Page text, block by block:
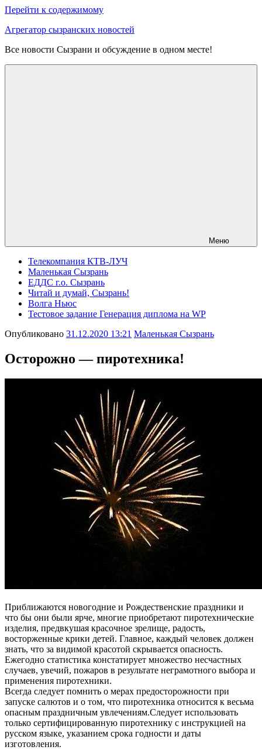
Перейти к содержимому
Агрегатор сызранских новостей
Все новости Сызрани и обсуждение в одном месте!
Меню
Телекомпания КТВ-ЛУЧ
Маленькая Сызрань
ЕДДС г.о. Сызрань
Читай и думай, Сызрань!
Волга Ньюс
Тестовое задание Генерация диплома на WP
Опубликовано 31.12.2020 13:21 Маленькая Сызрань
Осторожно — пиротехника!
Приближаются новогодние и Рождественские праздники и
что бы они были ярче, многие приобретают пиротехнические
изделия, предвкушая красочное зрелище, радость,
восторженные крики детей. Главное, каждый человек должен
знать, что за видимой красотой скрывается опасность.
Ежегодно статистика констатирует множество несчастных
случаев, увечий, пожаров в результате неграмотного выбора и
применения пиротехники.
Всегда следует помнить о мерах предосторожности при
запуске салютов и о том, что пиротехника относится к весьма
опасным праздничным увлечениям.Следует использовать
только сертифицированную пиротехнику с инструкцией на
русском языке, указанием срока годности и даты
изготовления.